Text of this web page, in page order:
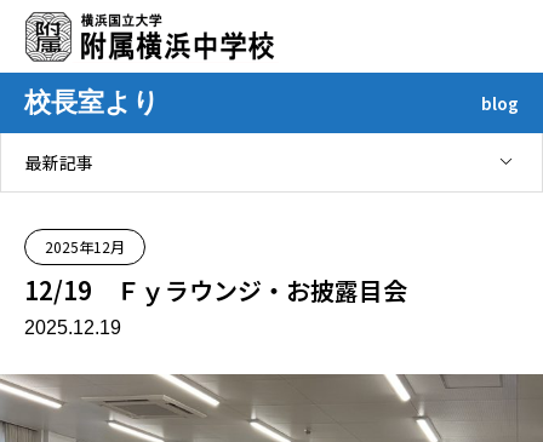
校長室より blog
最新記事
2025年12月
12/19 Ｆｙラウンジ・お披露目会
2025.12.19